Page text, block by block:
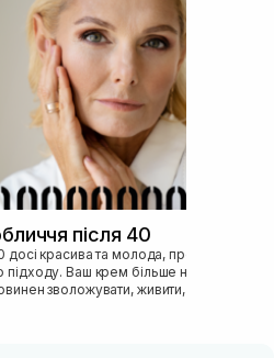
після 40
підходу. Ваш крем більше не може
зволожувати, живити, покр...